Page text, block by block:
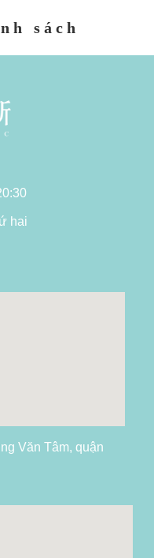
sách
hai
Văn Tâm, quận